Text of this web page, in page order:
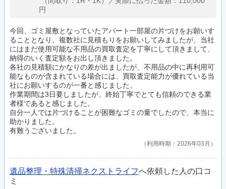
円
今回、ゴミ屋敷となっていたアパート一部屋の片づけをお願いす
ることとなり、複数社に見積もりをお願いしてみましたが、当社
にはまだ使用可能な不用品の買取査定を丁寧にして頂きまして、
納得のいく査定額をお出し頂きました。
各社の見積額にかなりの差が出ましたが、不用品の中に再利用可
能なものが含まれている場合には、買取査定能力が優れている当
社にお願いするのが一番と感じました。
作業期間は3日要しましたが、終始丁寧でとても信頼のできる業
者様であると感じました。
自分一人では片づけることが困難なゴミの量でしたので、本当に
助かりました。
有難うございました。
利用時期：2026年03月
遺品整理・特殊清掃ネクストライフへ依頼した人の口コ
ミ